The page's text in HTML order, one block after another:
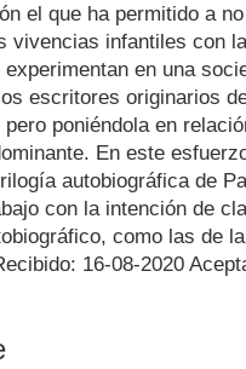
el que ha permitido a
vivencias infantiles con
en una
escritores originarios
poniéndola en
En este
autobiográfica de
con la intención de
como las de
16-08-2020